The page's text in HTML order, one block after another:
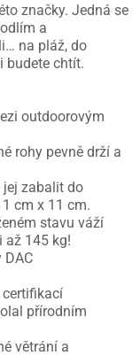
značky. Jedná se
a
na pláž, do
budete chtít.
outdoorovým
rohy pevně drží a
jej zabalit do
cm x 11 cm.
stavu váží
až 145 kg!
DAC
certifikací
přírodním
větrání a